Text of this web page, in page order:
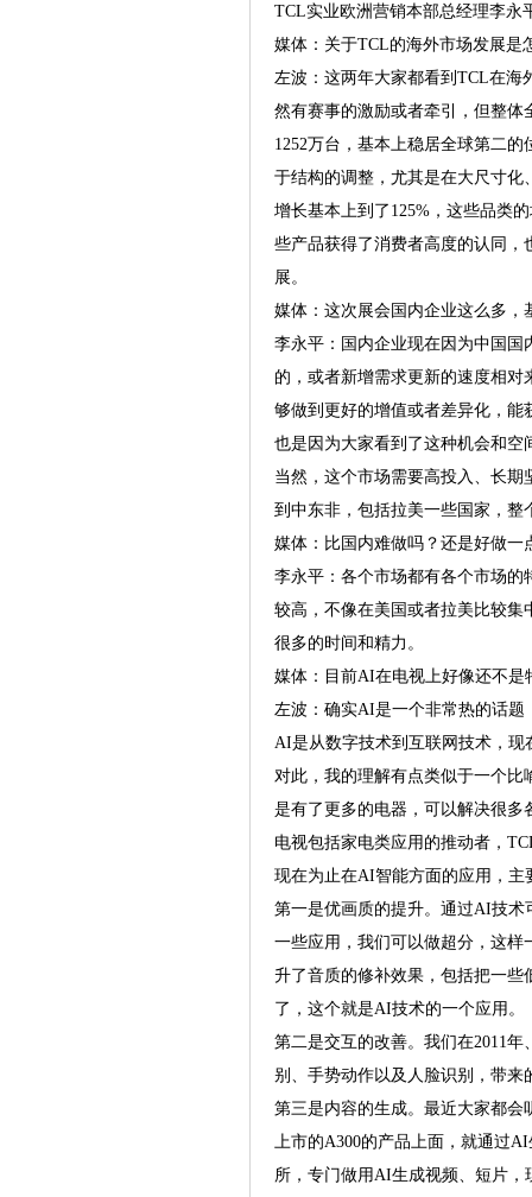
TCL实业欧洲营销本部总经理李永
媒体：关于TCL的海外市场发展是
左波：这两年大家都看到TCL在海
然有赛事的激励或者牵引，但整体
1252万台，基本上稳居全球第二
于结构的调整，尤其是在大尺寸
增长基本上到了125%，这些品类
些产品获得了消费者高度的认同
展。
媒体：这次展会国内企业这么多
李永平：国内企业现在因为中国
的，或者新增需求更新的速度相
够做到更好的增值或者差异化，
也是因为大家看到了这种机会和
当然，这个市场需要高投入、长
到中东非，包括拉美一些国家，整
媒体：比国内难做吗？还是好做一
李永平：各个市场都有各个市场
较高，不像在美国或者拉美比较集
很多的时间和精力。
媒体：目前AI在电视上好像还不
左波：确实AI是一个非常热的话
AI是从数字技术到互联网技术，
对此，我的理解有点类似于一个
是有了更多的电器，可以解决很
电视包括家电类应用的推动者，
现在为止在AI智能方面的应用，主
第一是优画质的提升。通过AI技
一些应用，我们可以做超分，这
升了音质的修补效果，包括把一
了，这个就是AI技术的一个应用。
第二是交互的改善。我们在2011
别、手势动作以及人脸识别，带
第三是内容的生成。最近大家都
上市的A300的产品上面，就通过
所，专门做用AI生成视频、短片